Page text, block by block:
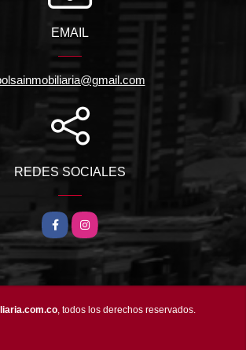
EMAIL
REDES SOCIALES
FacebookInstagram
, todos los derechos reservados.